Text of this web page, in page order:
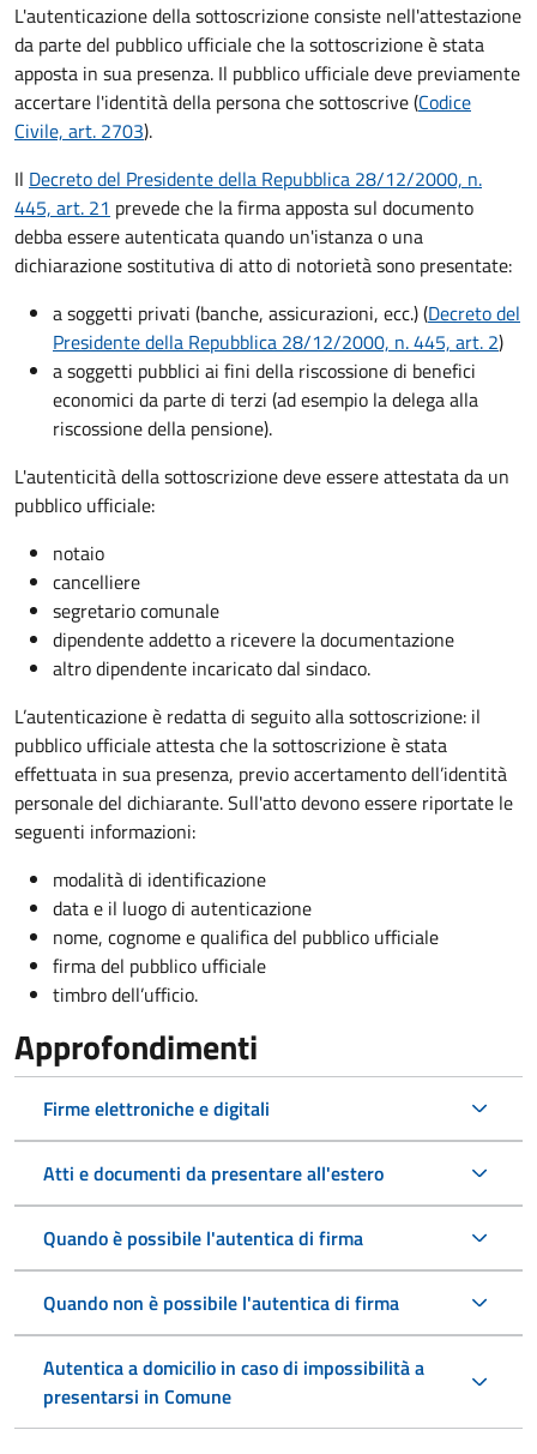
L'autenticazione della sottoscrizione consiste nell'attestazione
da parte del pubblico ufficiale che la sottoscrizione è stata
apposta in sua presenza. Il pubblico ufficiale deve previamente
accertare l'identità della persona che sottoscrive (Codice
Civile, art. 2703).
Il Decreto del Presidente della Repubblica 28/12/2000, n.
445, art. 21 prevede che la firma apposta sul documento
debba essere autenticata quando un'istanza o una
dichiarazione sostitutiva di atto di notorietà sono presentate:
a soggetti privati​​​​​ (banche, assicurazioni, ecc.) (Decreto del
Presidente della Repubblica 28/12/2000, n. 445, art. 2)
a soggetti pubblici ai fini della riscossione di benefici
economici da parte di terzi (ad esempio la delega alla
riscossione della pensione).
L'autenticità della sottoscrizione deve essere attestata da un
pubblico ufficiale:
notaio
cancelliere
segretario comunale
dipendente addetto a ricevere la documentazione
altro dipendente incaricato dal sindaco.
L’autenticazione è redatta di seguito alla sottoscrizione: il
pubblico ufficiale attesta che la sottoscrizione è stata
effettuata in sua presenza, previo accertamento dell’identità
personale del dichiarante. Sull'atto devono essere riportate le
seguenti informazioni:
modalità di identificazione
data e il luogo di autenticazione
nome, cognome e qualifica del pubblico ufficiale
firma del pubblico ufficiale
timbro dell’ufficio.
Approfondimenti
Firme elettroniche e digitali
Atti e documenti da presentare all'estero
Quando è possibile l'autentica di firma
Quando non è possibile l'autentica di firma
Autentica a domicilio in caso di impossibilità a
presentarsi in Comune